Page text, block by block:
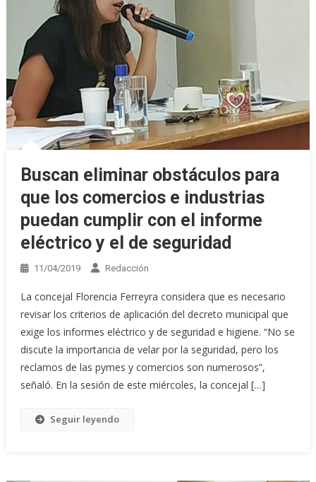
Buscan eliminar obstáculos para
que los comercios e industrias
puedan cumplir con el informe
eléctrico y el de seguridad
11/04/2019 Redacción
La concejal Florencia Ferreyra considera que es necesario
revisar los criterios de aplicación del decreto municipal que
exige los informes eléctrico y de seguridad e higiene. “No se
discute la importancia de velar por la seguridad, pero los
reclamos de las pymes y comercios son numerosos”,
señaló. En la sesión de este miércoles, la concejal […]
Seguir leyendo